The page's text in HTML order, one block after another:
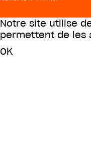
Notre site utilise
permettent de les
OK